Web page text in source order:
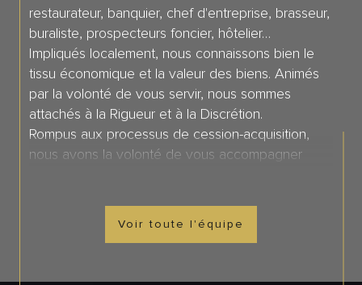
restaurateur, banquier, chef d'entreprise, brasseur,
buraliste, prospecteurs foncier, hôtelier…
Impliqués localement, nous connaissons bien le
tissu économique et la valeur des biens. Animés
par la volonté de vous servir, nous sommes
attachés à la Rigueur et à la Discrétion.
Rompus aux processus de cession-acquisition,
nous avons la volonté de vous accompagner
Voir toute l'équipe